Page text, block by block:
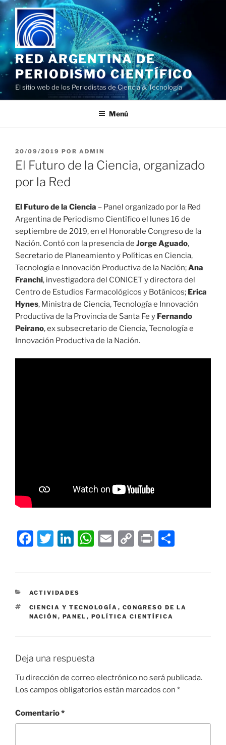
Saltar
al
contenido
RED ARGENTINA DE
PERIODISMO CIENTÍFICO
El sitio web de los Periodistas de Ciencia & Tecnología
Menú
PUBLICADO
EL
20/09/2019 POR ADMIN
El Futuro de la Ciencia, organizado
por la Red
El Futuro de la Ciencia – Panel organizado por la Red
Argentina de Periodismo Científico el lunes 16 de
septiembre de 2019, en el Honorable Congreso de la
Nación. Contó con la presencia de Jorge Aguado,
Secretario de Planeamiento y Políticas en Ciencia,
Tecnología e Innovación Productiva de la Nación;Ana
Franchi, investigadora del CONICET y directora del
Centro de Estudios Farmacológicos y Botánicos; Erica
Hynes, Ministra de Ciencia, Tecnología e Innovación
Productiva de la Provincia de Santa Fe y Fernando
Peirano, ex subsecretario de Ciencia, Tecnología e
Innovación Productiva de la Nación.
F
e
b
o
k
T
er
Li
e
dI
n
W
A
p
E
C
Li
n
P
ar
CATEGORÍAS
ACTIVIDADES
ETIQUETAS
CIENCIA Y TECNOLOGÍA , CONGRESO DE LA
NACIÓN , PANEL , POLÍTICA CIENTÍFICA
Deja una respuesta
Tu dirección de correo electrónico no será publicada.
Los campos obligatorios están marcados con *
Comentario*